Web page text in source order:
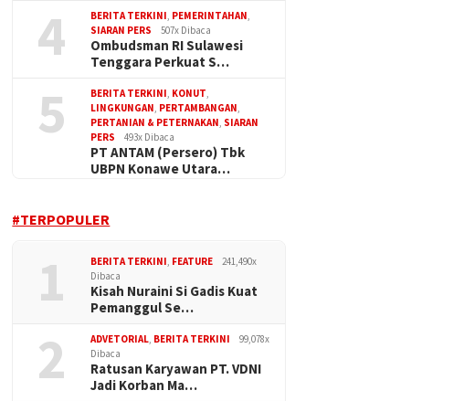
4 BERITA TERKINI, PEMERINTAHAN,
SIARAN PERS
507x Dibaca
Ombudsman RI Sulawesi
Tenggara Perkuat S…
5 BERITA TERKINI, KONUT,
LINGKUNGAN, PERTAMBANGAN,
PERTANIAN & PETERNAKAN, SIARAN
PERS
493x Dibaca
PT ANTAM (Persero) Tbk
UBPN Konawe Utara…
#TERPOPULER
1 BERITA TERKINI, FEATURE
241,490x
Dibaca
Kisah Nuraini Si Gadis Kuat
Pemanggul Se…
2 ADVETORIAL, BERITA TERKINI
99,078x
Dibaca
Ratusan Karyawan PT. VDNI
Jadi Korban Ma…